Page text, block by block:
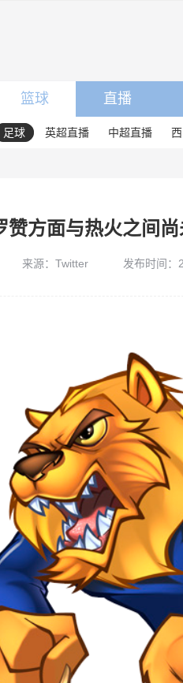
篮球 直播
足球 英超直播 中超直播
赞方面与热火之间
来源：Twitter 发布时间